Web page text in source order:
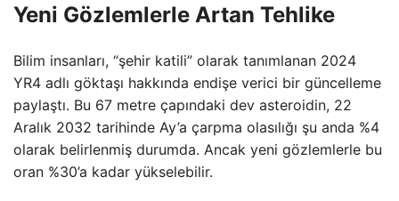
Yeni Gözlemlerle Artan Tehlike
Bilim insanları, “şehir katili” olarak tanımlanan 2024
YR4 adlı göktaşı hakkında endişe verici bir güncelleme
paylaştı. Bu 67 metre çapındaki dev asteroidin, 22
Aralık 2032 tarihinde Ay’a çarpma olasılığı şu anda %4
olarak belirlenmiş durumda. Ancak yeni gözlemlerle bu
oran %30’a kadar yükselebilir.